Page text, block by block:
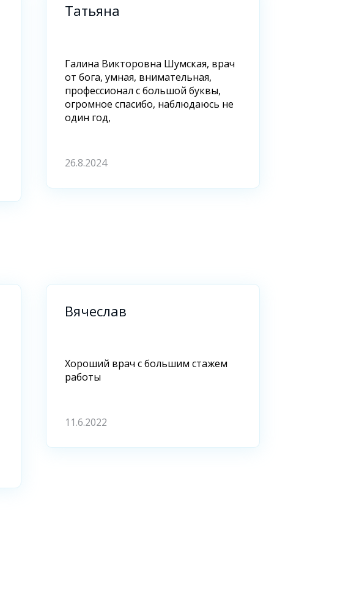
Татьяна
Галина Викторовна Шумская, врач
от бога, умная, внимательная,
профессионал с большой буквы,
огромное спасибо, наблюдаюсь не
один год,
26.8.2024
Вячеслав
Хороший врач с большим стажем
работы
11.6.2022